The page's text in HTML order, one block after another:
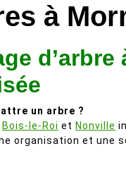
à
d’arbre
un arbre ?
Bois-le-Roi et Nonville
organisation et une